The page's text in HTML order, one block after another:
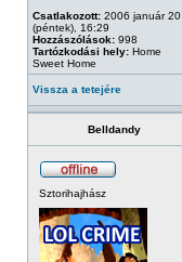
Csatlakozott: 2006 január 20
(péntek), 16:29
Hozzászólások: 998
Tartózkodási hely: Home
Sweet Home
Vissza a tetejére
Belldandy
Sztorihajhász